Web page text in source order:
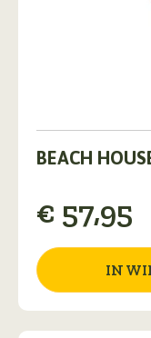
BEACH
€ 57,95
IN